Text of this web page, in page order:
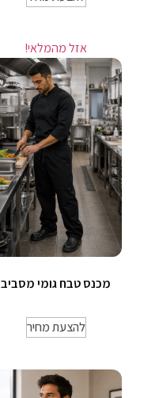
אזל מהמלאי!
מכנס טבח גומי מסביב
להצעת מחיר